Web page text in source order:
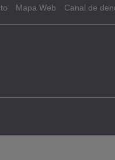
Mapa Web Canal de